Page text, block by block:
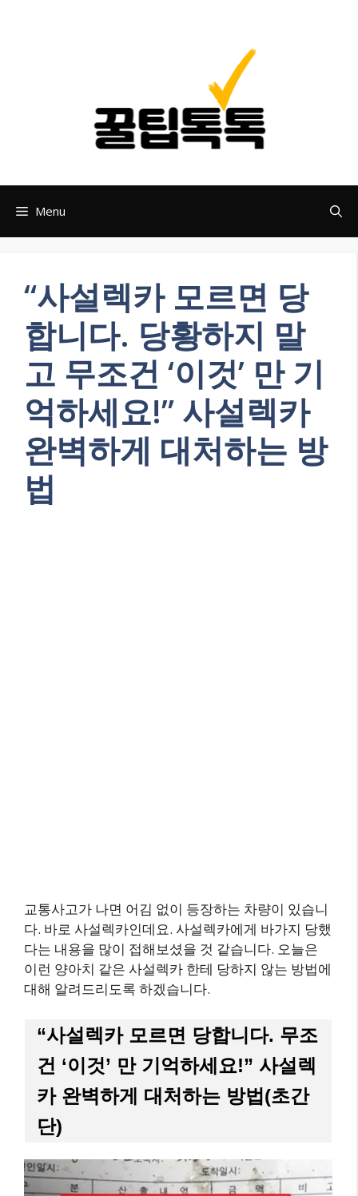
Menu
“사설렉카 모르면 당
합니다. 당황하지 말
고 무조건 ‘이것’ 만 기
억하세요!” 사설렉카
완벽하게 대처하는 방
법
교통사고가 나면 어김 없이 등장하는 차량이 있습니
다. 바로 사설렉카인데요. 사설렉카에게 바가지 당했
다는 내용을 많이 접해보셨을 것 같습니다. 오늘은
이런 양아치 같은 사설렉카 한테 당하지 않는 방법에
대해 알려드리도록 하겠습니다.
“사설렉카 모르면 당합니다. 무조
건 ‘이것’ 만 기억하세요!” 사설렉
카 완벽하게 대처하는 방법(초간
단)